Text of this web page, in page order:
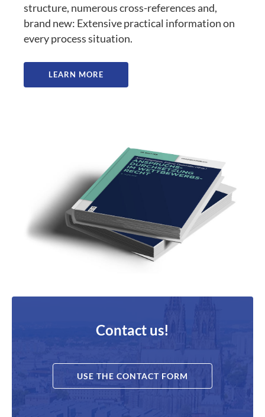
structure, numerous cross-references and,
brand new: Extensive practical information on
every process situation.
LEARN MORE
Contact us!
USE THE CONTACT FORM